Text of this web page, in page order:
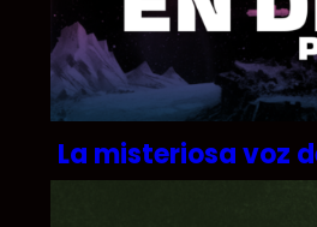
La misteriosa voz